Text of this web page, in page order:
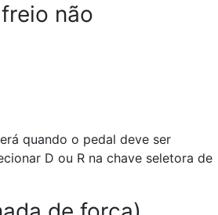
não
quando o pedal deve ser
D ou R na chave seletora de